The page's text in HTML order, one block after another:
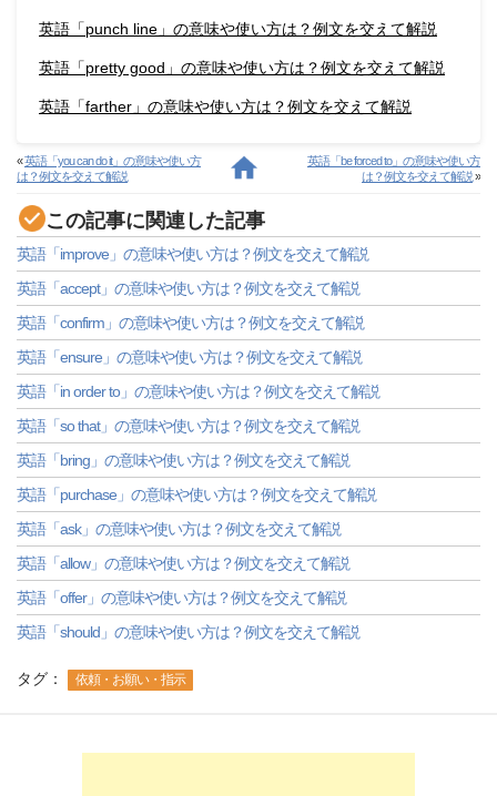
英語「punch line」の意味や使い方は？例文を交えて解説
英語「pretty good」の意味や使い方は？例文を交えて解説
英語「farther」の意味や使い方は？例文を交えて解説
«英語「you can do it」の意味や使い方
は？例文を交えて解説
英語「be forced to」の意味や使い方
は？例文を交えて解説»
この記事に関連した記事
英語「improve」の意味や使い方は？例文を交えて解説
英語「accept」の意味や使い方は？例文を交えて解説
英語「confirm」の意味や使い方は？例文を交えて解説
英語「ensure」の意味や使い方は？例文を交えて解説
英語「in order to」の意味や使い方は？例文を交えて解説
英語「so that」の意味や使い方は？例文を交えて解説
英語「bring」の意味や使い方は？例文を交えて解説
英語「purchase」の意味や使い方は？例文を交えて解説
英語「ask」の意味や使い方は？例文を交えて解説
英語「allow」の意味や使い方は？例文を交えて解説
英語「offer」の意味や使い方は？例文を交えて解説
英語「should」の意味や使い方は？例文を交えて解説
タグ： 依頼・お願い・指示